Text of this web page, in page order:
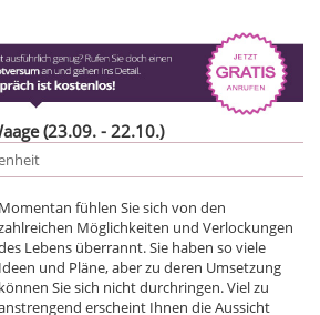
(23.09. - 22.10.)
Momentan fühlen Sie sich von den
Möglichkeiten und Verlockungen
Lebens überrannt. Sie haben so viele
Ideen und Pläne, aber zu deren Umsetzung
können Sie sich nicht durchringen. Viel zu
erscheint Ihnen die Aussicht